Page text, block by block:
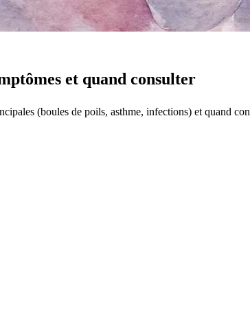
et quand consulter
(boules de poils, asthme, infections) et quand